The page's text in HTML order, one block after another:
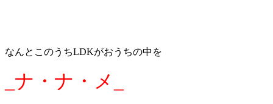
なんとこのうちLDKがおうちの中を
_ナ・ナ・メ_